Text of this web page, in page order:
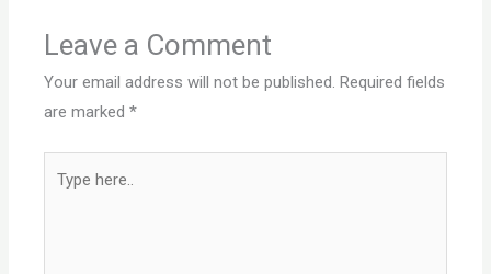
Leave a Comment
Your email address will not be published. Required fields
are marked*
here..